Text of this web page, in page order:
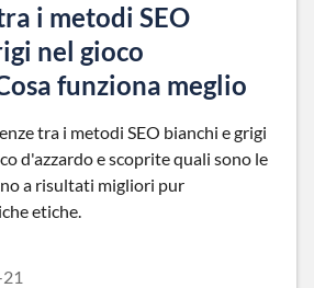
i metodi SEO
nel gioco
funziona meglio
tra i metodi SEO bianchi e grigi
d'azzardo e scoprite quali sono le
a risultati migliori pur
etiche.